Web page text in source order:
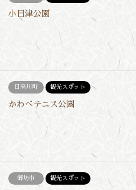
小目津公園
日高川町 観光スポット
かわべテニス公園
御坊市 観光スポット